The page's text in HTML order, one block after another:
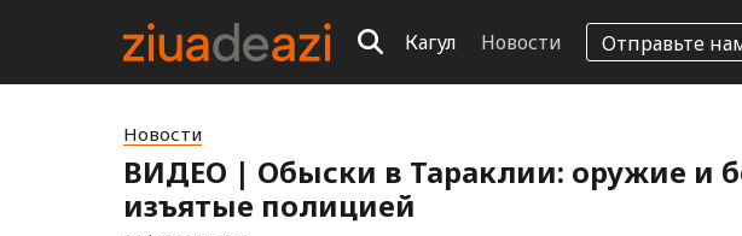
Кагул Новости Отправьте
Новости
ВИДЕО | Обыски в Тараклии: оружие и
изъятые полицией